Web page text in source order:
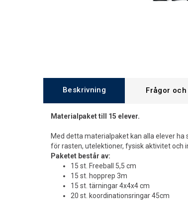
Beskrivning Frågor och
Materialpaket till 15 elever.
Med detta materialpaket kan alla elever
för rasten, utelektioner, fysisk aktivitet och
Paketet består av:
15 st. Freeball 5,5 cm
15 st. hopprep 3m
15 st. tärningar 4x4x4 cm
20 st. koordinationsringar 45cm